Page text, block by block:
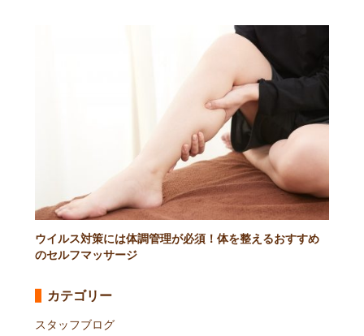
ウイルス対策には体調管理が必須！体を整えるおすすめ
のセルフマッサージ
カテゴリー
スタッフブログ